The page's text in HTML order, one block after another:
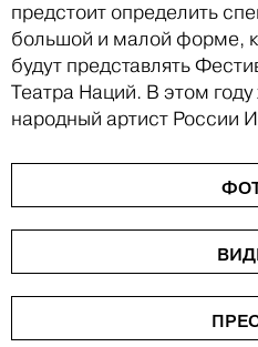
предстоит определить
большой и малой форме,
будут представлять
Театра Наций. В этом
народный артист России